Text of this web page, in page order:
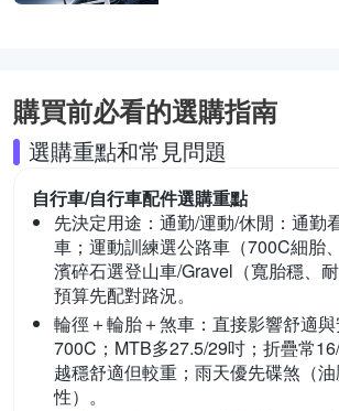
購買前必看的選購指南
選購重點和常見問題
自行車/自行車配件選購重點
先決定用途：通勤/運動/休閒： 通勤
車；運動訓練選公路車（700C細胎
濱碎石選登山車/Gravel（寬胎穩、
預算先配對路況。
輪徑＋輪胎＋煞車：直接影響舒適與
700C；MTB多27.5/29吋；折疊常
越穩舒適但較重；雨天優先碟煞（
性）。